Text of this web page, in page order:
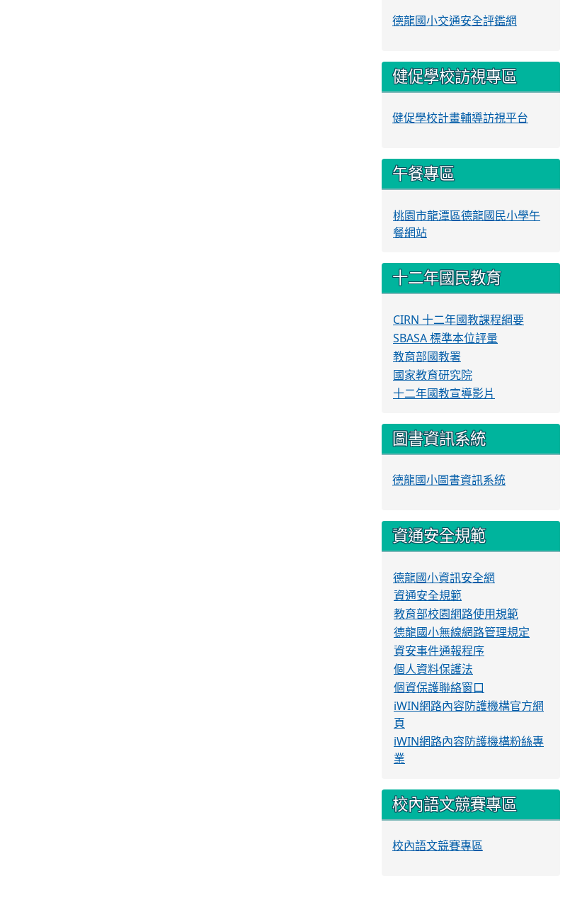
德龍國小交通安全評鑑網
健促學校訪視專區
健促學校計畫輔導訪視平台
午餐專區
桃園市龍潭區德龍國民小學午
餐網站
十二年國民教育
CIRN 十二年國教課程綱要
SBASA 標準本位評量
教育部國教署
國家教育研究院
十二年國教宣導影片
圖書資訊系統
德龍國小圖書資訊系統
資通安全規範
德龍國小資訊安全網
資通安全規範
教育部校園網路使用規範
德龍國小無線網路管理規定
資安事件通報程序
個人資料保護法
個資保護聯絡窗口
iWIN網路內容防護機構官方網
頁
iWIN網路內容防護機構粉絲專
業
校內語文競賽專區
校內語文競賽專區